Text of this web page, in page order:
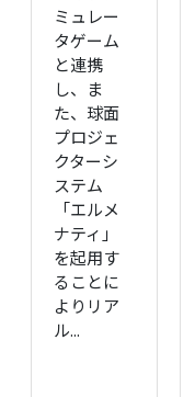
ミュレー
タゲーム
と連携
し、ま
た、球面
プロジェ
クターシ
ステム
「エルメ
ナティ」
を起用す
ることに
よりリア
ル...